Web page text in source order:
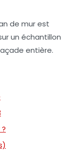
de mur est
un échantillon
entière.